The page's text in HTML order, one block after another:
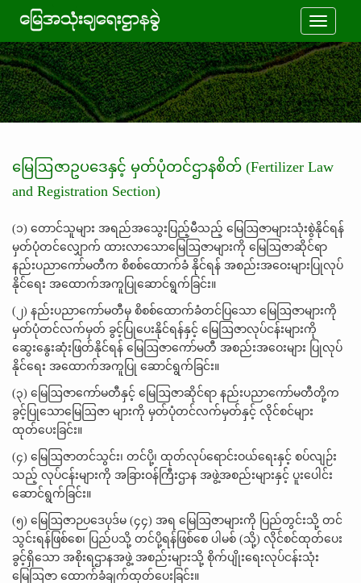
Toggle
မြေဩဇာဥပဒေနှင့် မှတ်ပုံတင်ဌာနစိတ် (Fertilizer Law
and Registration Section)
(၁) တောင်သူများ အရည်အသွေးပြည့်မီသည့် မြေဩဇာများသုံးစွဲနိုင်ရန်
မှတ်ပုံတင်လျှောက် ထားလာသောမြေဩဇာများကို မြေဩဇာဆိုင်ရာ
နည်းပညာကော်မတီက စိစစ်ထောက်ခံ နိုင်ရန် အစည်းအဝေးများပြုလုပ်
နိုင်ရေး အထောက်အကူပြုဆောင်ရွက်ခြင်း။
(၂) နည်းပညာကော်မတီမှ စိစစ်ထောက်ခံတင်ပြသော မြေဩဇာများကို
မှတ်ပုံတင်လက်မှတ် ခွင့်ပြုပေးနိုင်ရန်နှင့် မြေဩဇာလုပ်ငန်းများကို
ဆွေးနွေးဆုံးဖြတ်နိုင်ရန် မြေဩဇာကော်မတီ အစည်းအဝေးများ ပြုလုပ်
နိုင်ရေး အထောက်အကူပြု ဆောင်ရွက်ခြင်း။
(၃) မြေဩဇာကော်မတီနှင့် မြေဩဇာဆိုင်ရာ နည်းပညာကော်မတီတို့က
ခွင့်ပြုသောမြေဩဇာ များကို မှတ်ပုံတင်လက်မှတ်နှင့် လိုင်စင်များ
ထုတ်ပေးခြင်း။
(၄) မြေဩဇာတင်သွင်း၊ တင်ပို့၊ ထုတ်လုပ်ရောင်းဝယ်ရေးနှင့် စပ်လျဉ်း
သည့် လုပ်ငန်းများကို အခြားဝန်ကြီးဌာန အဖွဲ့အစည်းများနှင့် ပူးပေါင်း
ဆောင်ရွက်ခြင်း။
(၅) မြေဩဇာဉပဒေပုဒ်မ (၄၄) အရ မြေဩဇာများကို ပြည်တွင်းသို့ တင်
သွင်းရန်ဖြစ်စေ၊ ပြည်ပသို့ တင်ပို့ရန်ဖြစ်စေ ပါမစ် (သို့) လိုင်စင်ထုတ်ပေး
ခွင့်ရှိသော အစိုးရဌာနအဖွဲ့ အစည်းများသို့ စိုက်ပျိုးရေးလုပ်ငန်းသုံး
မြေဩဇာ ထောက်ခံချက်ထုတ်ပေးခြင်း။